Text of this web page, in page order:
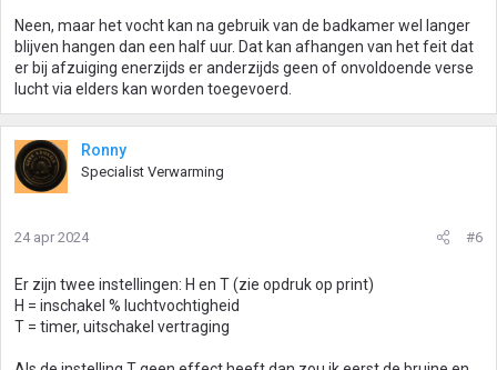
Neen, maar het vocht kan na gebruik van de badkamer wel langer
blijven hangen dan een half uur. Dat kan afhangen van het feit dat
er bij afzuiging enerzijds er anderzijds geen of onvoldoende verse
lucht via elders kan worden toegevoerd.
Ronny
Specialist Verwarming
24 apr 2024 #6
Er zijn twee instellingen: H en T (zie opdruk op print)
H = inschakel % luchtvochtigheid
T = timer, uitschakel vertraging